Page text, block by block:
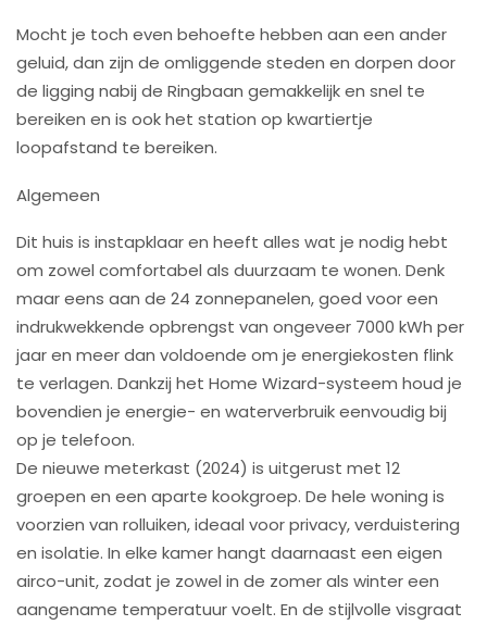
Mocht je toch even behoefte hebben aan een ander
geluid, dan zijn de omliggende steden en dorpen door
de ligging nabij de Ringbaan gemakkelijk en snel te
bereiken en is ook het station op kwartiertje
loopafstand te bereiken.
Algemeen
Dit huis is instapklaar en heeft alles wat je nodig hebt
om zowel comfortabel als duurzaam te wonen. Denk
maar eens aan de 24 zonnepanelen, goed voor een
indrukwekkende opbrengst van ongeveer 7000 kWh per
jaar en meer dan voldoende om je energiekosten flink
te verlagen. Dankzij het Home Wizard-systeem houd je
bovendien je energie- en waterverbruik eenvoudig bij
op je telefoon.
De nieuwe meterkast (2024) is uitgerust met 12
groepen en een aparte kookgroep. De hele woning is
voorzien van rolluiken, ideaal voor privacy, verduistering
en isolatie. In elke kamer hangt daarnaast een eigen
airco-unit, zodat je zowel in de zomer als winter een
aangename temperatuur voelt. En de stijlvolle visgraat